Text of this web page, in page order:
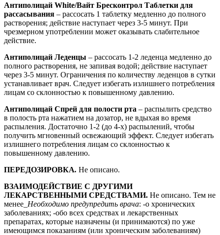
Антиполицай White/Вайт Бресконтрол Таблетки для
рассасывания – рассосать 1 таблетку медленно до полного
растворения; действие наступает через 3-5 минут. При
чрезмерном употреблении может оказывать слабительное
действие.
Антиполицай Леденцы – рассосать 1-2 леденца медленно до
полного растворения, не запивая водой; действие наступает
через 3-5 минут. Ограничения по количеству леденцов в сутки
устанавливает врач. Следует избегать излишнего потребления
лицам со склонностью к повышенному давлению.
Антиполицай Спрей для полости рта – распылить средство
в полость рта нажатием на дозатор, не вдыхая во время
распыления. Достаточно 1-2 (до 4-х) распылений, чтобы
получить мгновенный освежающий эффект. Следует избегать
излишнего потребления лицам со склонностью к
повышенному давлению.
ПЕРЕДОЗИРОВКА. Не описано.
ВЗАИМОДЕЙСТВИЕ С ДРУГИМИ
ЛЕКАРСТВЕННЫМИ СРЕДСТВАМИ. Не описано. Тем не
менее_ Необходимо предупредить врача: -о хронических
заболеваниях; -обо всех средствах и лекарственных
препаратах, которые назначены (и принимаются) по уже
имеющимся показаниям (или хроническим заболеваниям)